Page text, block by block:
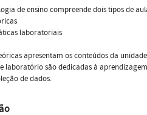
de ensino compreende dois tipos de
laboratoriais
apresentam os conteúdos da
laboratório são dedicadas à
de dados.